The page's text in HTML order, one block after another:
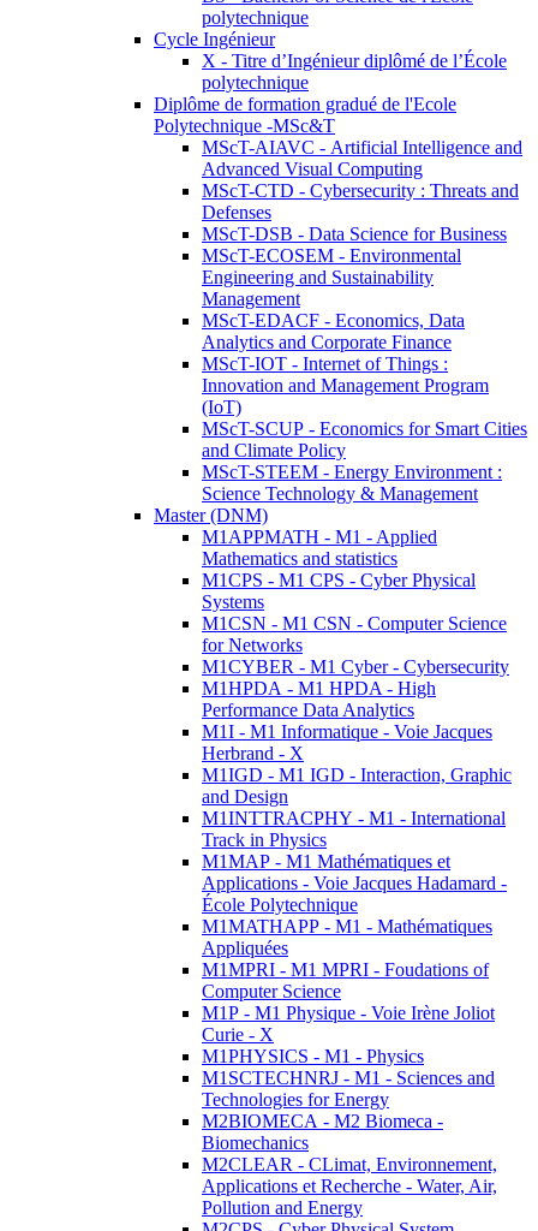
polytechnique
Cycle Ingénieur
X - Titre d’Ingénieur diplômé de l’École
polytechnique
Diplôme de formation gradué de l'Ecole
Polytechnique -MSc&T
MScT-AIAVC - Artificial Intelligence and
Advanced Visual Computing
MScT-CTD - Cybersecurity : Threats and
Defenses
MScT-DSB - Data Science for Business
MScT-ECOSEM - Environmental
Engineering and Sustainability
Management
MScT-EDACF - Economics, Data
Analytics and Corporate Finance
MScT-IOT - Internet of Things :
Innovation and Management Program
(IoT)
MScT-SCUP - Economics for Smart Cities
and Climate Policy
MScT-STEEM - Energy Environment :
Science Technology & Management
Master (DNM)
M1APPMATH - M1 - Applied
Mathematics and statistics
M1CPS - M1 CPS - Cyber Physical
Systems
M1CSN - M1 CSN - Computer Science
for Networks
M1CYBER - M1 Cyber - Cybersecurity
M1HPDA - M1 HPDA - High
Performance Data Analytics
M1I - M1 Informatique - Voie Jacques
Herbrand - X
M1IGD - M1 IGD - Interaction, Graphic
and Design
M1INTTRACPHY - M1 - International
Track in Physics
M1MAP - M1 Mathématiques et
Applications - Voie Jacques Hadamard -
École Polytechnique
M1MATHAPP - M1 - Mathématiques
Appliquées
M1MPRI - M1 MPRI - Foudations of
Computer Science
M1P - M1 Physique - Voie Irène Joliot
Curie - X
M1PHYSICS - M1 - Physics
M1SCTECHNRJ - M1 - Sciences and
Technologies for Energy
M2BIOMECA - M2 Biomeca -
Biomechanics
M2CLEAR - CLimat, Environnement,
Applications et Recherche - Water, Air,
Pollution and Energy